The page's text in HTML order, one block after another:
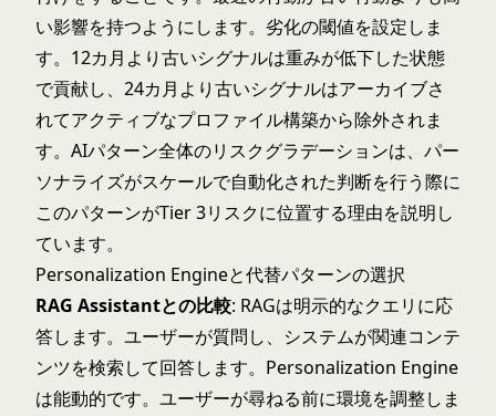
い影響を持つようにします。劣化の閾値を設定しま
す。12カ月より古いシグナルは重みが低下した状態
で貢献し、24カ月より古いシグナルはアーカイブさ
れてアクティブなプロファイル構築から除外されま
す。 AIパターン全体のリスクグラデーションは、パー
ソナライズがスケールで自動化された判断を行う際に
このパターンがTier 3リスクに位置する理由を説明し
ています。
Personalization Engineと代替パターンの選択
RAG Assistantとの比較: RAGは明示的なクエリに応
答します。ユーザーが質問し、システムが関連コンテ
ンツを検索して回答します。Personalization Engine
は能動的です。ユーザーが尋ねる前に環境を調整しま